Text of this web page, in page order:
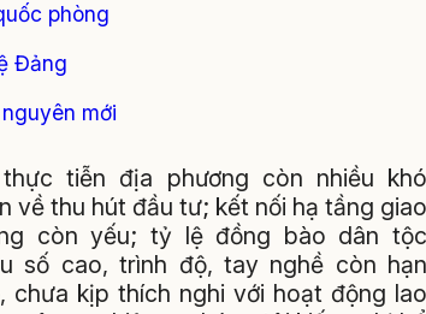
phòng
Đảng
mới
tiễn địa phương còn nhiều khó
về thu hút đầu tư; kết nối hạ tầng giao
còn yếu; tỷ lệ đồng bào dân tộc
số cao, trình độ, tay nghề còn hạn
chưa kịp thích nghi với hoạt động lao